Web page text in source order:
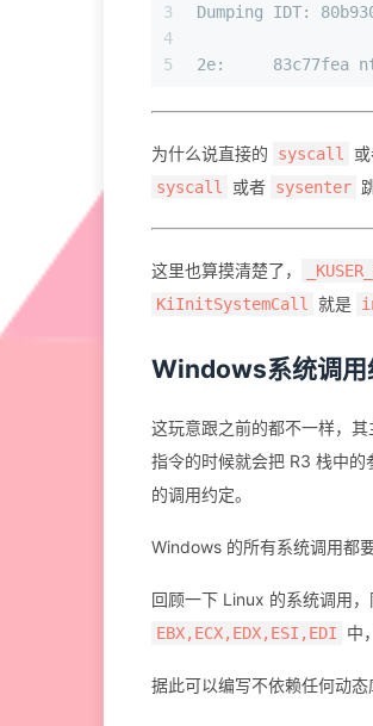
3
4
5
Dumping IDT:
2e:
为什么说直接的 syscall
syscall 或者 sysenter
这里也算摸清楚了，
KiInitSystemCall 就是
Windows系统调用
这玩意跟之前的都不一样，
指令的时候就会把 R3 栈中
的调用约定。
Windows 的所有系统调用都
回顾一下 Linux 的系统调用
EBX,ECX,EDX,ESI,EDI 中
据此可以编写不依赖任何动态